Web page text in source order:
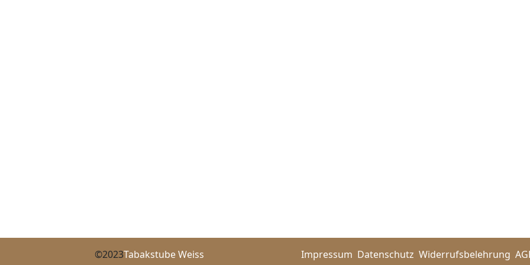
©2023Tabakstube Weiss Impressum Datenschutz Widerrufsbelehrung